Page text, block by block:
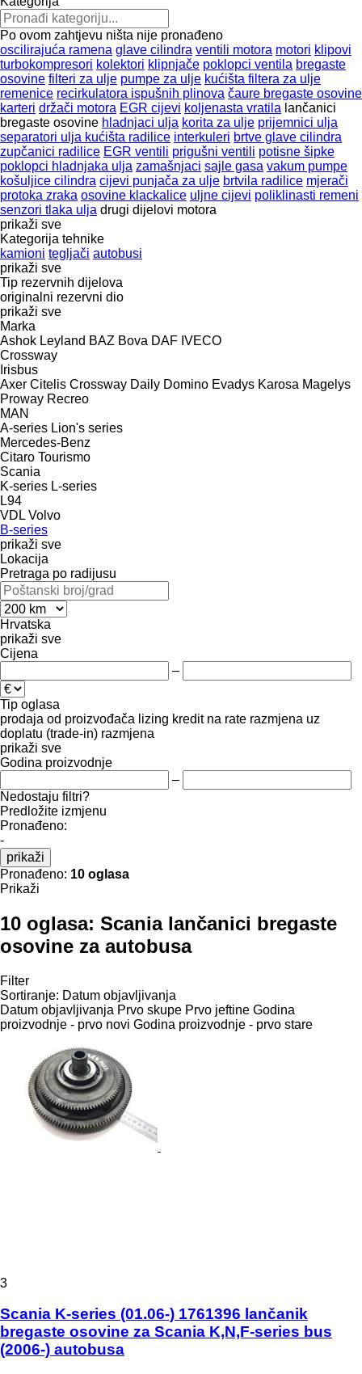
Po ovom zahtjevu ništa nije pronađeno
oscilirajuća ramena glave cilindra ventili motora motori klipovi
turbokompresori kolektori klipnjače poklopci ventila bregastе
osovinе filteri za ulje pumpe za ulje kućišta filtera za ulje
remenice recirkulatora ispušnih plinova čaure bregaste osovine
karteri držači motora EGR cijevi koljenasta vratila lančanici
bregaste osovine hladnjaci ulja korita za ulje prijemnici ulja
separatori ulja kućišta radilice interkuleri brtve glave cilindra
zupčanici radilice EGR ventili prigušni ventili potisne šipke
poklopci hladnjaka ulja zamašnjaci sajle gasa vakum pumpe
košuljice cilindra cijevi punjača za ulje brtvila radilice mjerači
protoka zraka osovine klackalice uljne cijevi poliklinasti remeni
senzori tlaka ulja drugi dijelovi motora
prikaži sve
Kategorija tehnike
kamioni tegljači autobusi
prikaži sve
Tip rezervnih dijelova
originalni rezervni dio
prikaži sve
Marka
Ashok Leyland BAZ Bova DAF IVECO
Crossway
Irisbus
Axer Citelis Crossway Daily Domino Evadys Karosa Magelys
Proway Recreo
MAN
A-series Lion's series
Mercedes-Benz
Citaro Tourismo
Scania
K-series L-series
L94
VDL Volvo
B-series
prikaži sve
Lokacija
Pretraga po radijusu
Hrvatska
prikaži sve
Cijena
–
Tip oglasa
prodaja od proizvođača lizing kredit na rate razmjena uz
doplatu (trade-in) razmjena
prikaži sve
Godina proizvodnje
–
Nedostaju filtri?
Predložite izmjenu
Pronađeno:
-
prikaži
Pronađeno: 10 oglasa
Prikaži
10 oglasa: Scania lančanici bregaste
osovine za autobusa
Filter
Sortiranje: Datum objavljivanja
Datum objavljivanja Prvo skupe Prvo jeftine Godina
proizvodnje - prvo novi Godina proizvodnje - prvo stare
3
Scania K-series (01.06-) 1761396 lančanik
bregaste osovine za Scania K,N,F-series bus
(2006-) autobusa